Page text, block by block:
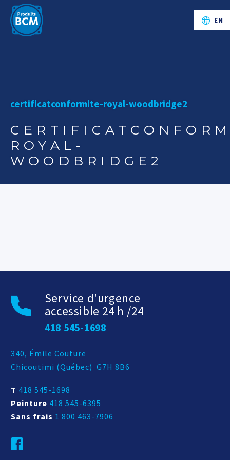
EN
certificatconformite-royal-woodbridge2
ROYAL-
WOODBRIDGE2
Service d'urgence
accessible 24 h /24
418 545-1698
Adresse postale
340, Émile Couture
Chicoutimi (Québec) G7H 8B6
T 418 545-1698
Peinture 418 545-6395
Sans frais 1 800 463-7906